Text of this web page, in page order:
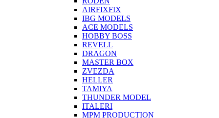
AIRFIXFIX
IBG MODELS
ACE MODELS
HOBBY BOSS
REVELL
DRAGON
MASTER BOX
ZVEZDA
HELLER
TAMIYA
THUNDER MODEL
ITALERI
MPM PRODUCTION